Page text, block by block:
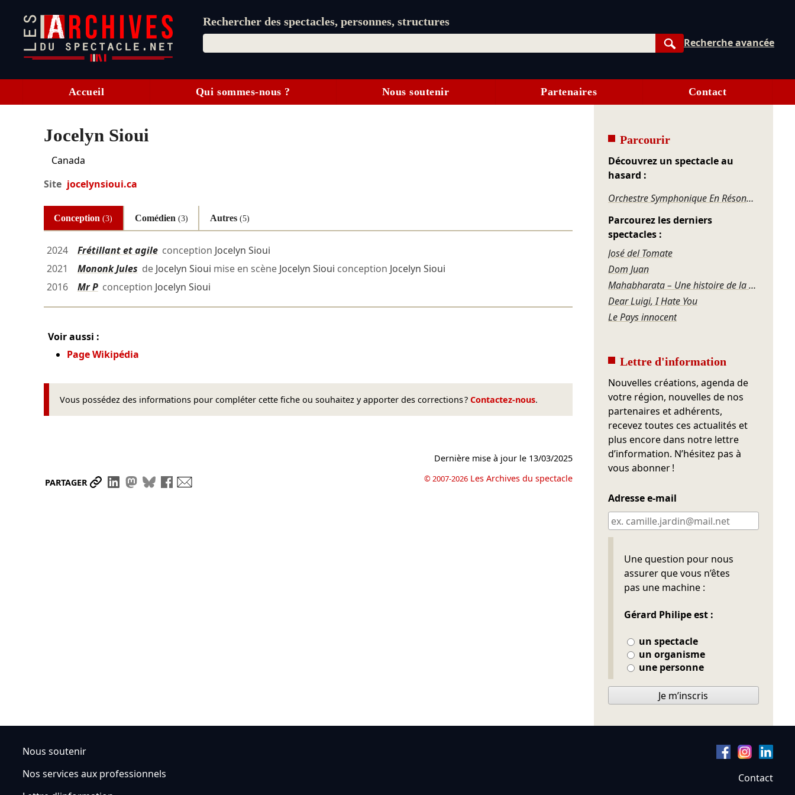
Rechercher des spectacles, personnes, structures
Rechercher
Recherche avancée
Accueil Qui sommes-nous ? Nous soutenir Partenaires Contact
Jocelyn Sioui
Canada
Site jocelynsioui.ca
Conception(3) Comédien (3) Autres(5)
2024 Frétillant et agileconception Jocelyn Sioui
2021
Mononk Jules de Jocelyn Sioui mise en scène Jocelyn Sioui conception Jocelyn Sioui
2016
Mr Pconception Jocelyn Sioui
Voir aussi :
Page Wikipédia
Vous possédez des informations pour compléter cette fiche ou souhaitez y apporter des corrections ? Contactez-nous.
PARTAGER Partager le lien
Partager sur LinkedIn
Partager sur Mastodon
Partager sur Bluesky
Partager sur Facebook
Dernière mise à jour le 13/03/2025
© 2007-2026 Les Archives du spectacle
Parcourir
Découvrez un spectacle au
hasard :
Orchestre Symphonique En Résonance – Mozart, Beethoven
Parcourez les derniers
spectacles :
José del Tomate
Dom Juan
Mahabharata – Une histoire de la violence
Dear Luigi, I Hate You
Le Pays innocent
Lettre d'information
Nouvelles créations, agenda de
votre région, nouvelles de nos
partenaires et adhérents,
recevez toutes ces actualités et
plus encore dans notre lettre
d’information. N’hésitez pas à
vous abonner !
Adresse e-mail
Une question pour nous
assurer que vous n’êtes
pas une machine :
Gérard Philipe est :
un spectacle
un organisme
une personne
Ne pas remplir
Je m’inscris
Nous soutenir
Nos services aux professionnels
Contact